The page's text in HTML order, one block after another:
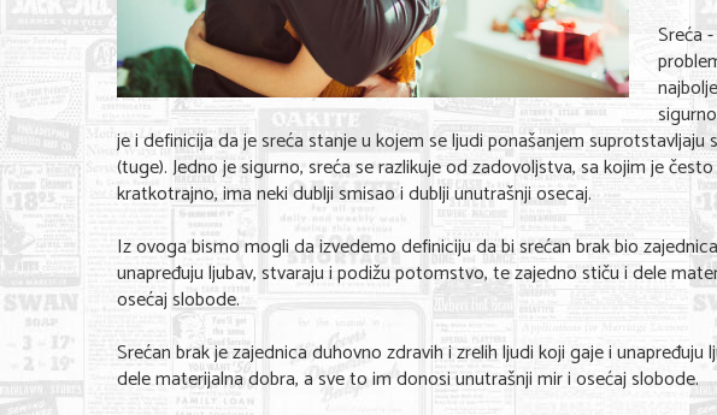
Sreća
je i definicija da je sreća stanje u kojem se ljudi ponašanjem
(tuge). Jedno je sigurno, sreća se razlikuje od zadovoljstva, sa kojim je
kratkotrajno, ima neki dublji smisao i dublji unutrašnji osecaj.
Iz ovoga bismo mogli da izvedemo definiciju da bi srećan brak bio
unapređuju ljubav, stvaraju i podižu potomstvo, te zajedno stiču i dele
osećaj slobode.
Srećan brak je zajednica duhovno zdravih i zrelih ljudi koji gaje i
dele materijalna dobra, a sve to im donosi unutrašnji mir i osećaj slobode.